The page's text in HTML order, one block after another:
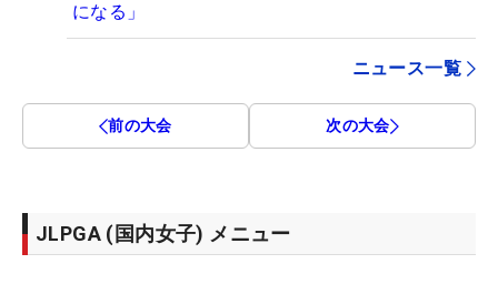
になる」
ニュース一覧
前の大会 次の大会
JLPGA (国内女子) メニュー